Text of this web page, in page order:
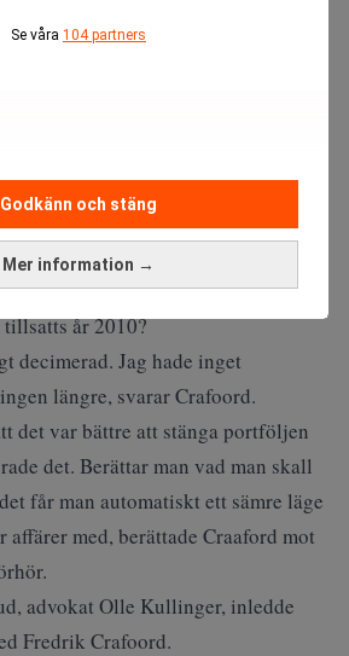
Se våra 104 partners
Mer information →
Godkänn och stäng
tradingverksamheten efter att
tillsatts år 2010?
decimerad. Jag hade inget
längre, svarar Crafoord.
det var bättre att stänga portföljen
det. Berättar man vad man skall
får man automatiskt ett sämre läge
affärer med, berättade Craaford mot
advokat Olle Kullinger, inledde
Fredrik Crafoord.